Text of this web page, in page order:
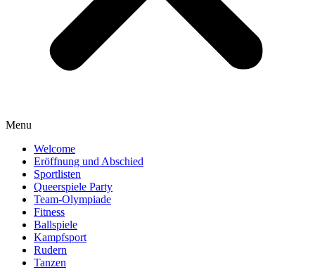
Menu
Welcome
Eröffnung und Abschied
Sportlisten
Queerspiele Party
Team-Olympiade
Fitness
Ballspiele
Kampfsport
Rudern
Tanzen